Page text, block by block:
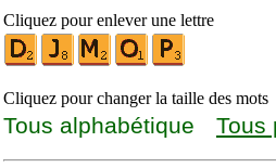
Cliquez pour enlever une lettre
Cliquez pour changer la taille des mots
Tous alphabétique Tous